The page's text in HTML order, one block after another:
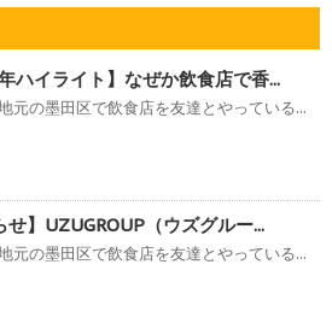
ハイライト】なぜか飲食店で香...
元の墨田区で飲食店を友達とやっている...
せ】UZUGROUP（ウズグルー...
元の墨田区で飲食店を友達とやっている...